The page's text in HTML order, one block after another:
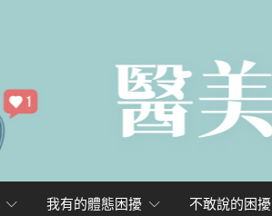
我有的體態困擾 不敢說的困擾